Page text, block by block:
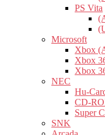
PS Vita
Microsoft
Xbox
Xbox
Xbox
NEC
Hu-
CD-
Super
SNK